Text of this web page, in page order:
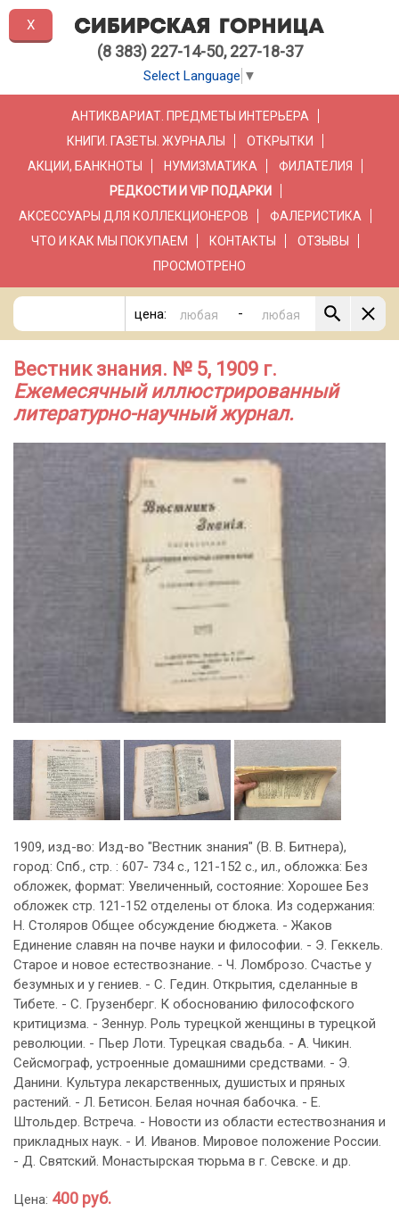
(8 383) 227-14-50, 227-18-37
Select Language ▼
АНТИКВАРИАТ. ПРЕДМЕТЫ ИНТЕРЬЕРА
КНИГИ. ГАЗЕТЫ. ЖУРНАЛЫ
ОТКРЫТКИ
АКЦИИ, БАНКНОТЫ
НУМИЗМАТИКА
ФИЛАТЕЛИЯ
РЕДКОСТИ И VIP ПОДАРКИ
АКСЕССУАРЫ ДЛЯ КОЛЛЕКЦИОНЕРОВ
ФАЛЕРИСТИКА
ЧТО И КАК МЫ ПОКУПАЕМ
КОНТАКТЫ
ОТЗЫВЫ
ПРОСМОТРЕНО
цена: -
Вестник знания. № 5, 1909 г.
Ежемесячный иллюстрированный
литературно-научный журнал.
1909, изд-во: Изд-во "Вестник знания" (В. В. Битнера),
город: Спб., стр. : 607- 734 с., 121-152 с., ил., обложка: Без
обложек, формат: Увеличенный, состояние: Хорошее Без
обложек стр. 121-152 отделены от блока. Из содержания:
Н. Столяров Общее обсуждение бюджета. - Жаков
Единение славян на почве науки и философии. - Э. Геккель.
Старое и новое естествознание. - Ч. Ломброзо. Счастье у
безумных и у гениев. - С. Гедин. Открытия, сделанные в
Тибете. - С. Грузенберг. К обоснованию философского
критицизма. - Зеннур. Роль турецкой женщины в турецкой
революции. - Пьер Лоти. Турецкая свадьба. - А. Чикин.
Сейсмограф, устроенные домашними средствами. - Э.
Данини. Культура лекарственных, душистых и пряных
растений. - Л. Бетисон. Белая ночная бабочка. - Е.
Штольдер. Встреча. - Новости из области естествознания и
прикладных наук. - И. Иванов. Мировое положение России.
- Д. Святский. Монастырская тюрьма в г. Севске. и др.
Цена: 400 руб.
X